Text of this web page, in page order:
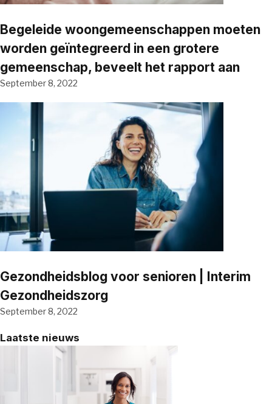
Begeleide woongemeenschappen moeten
worden geïntegreerd in een grotere
gemeenschap, beveelt het rapport aan
September 8, 2022
Gezondheidsblog voor senioren | Interim
Gezondheidszorg
September 8, 2022
Laatste nieuws